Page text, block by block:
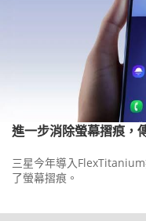
進一步消除螢幕摺痕，
三星今年導入
了螢幕摺痕。